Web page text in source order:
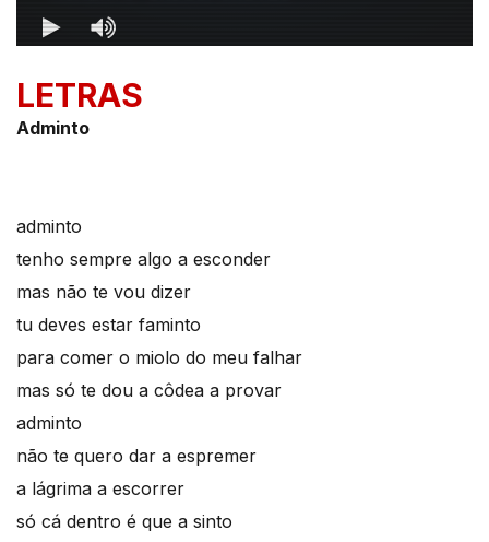
LETRAS
Adminto
adminto
tenho sempre algo a esconder
mas não te vou dizer
tu deves estar faminto
para comer o miolo do meu falhar
mas só te dou a côdea a provar
adminto
não te quero dar a espremer
a lágrima a escorrer
só cá dentro é que a sinto